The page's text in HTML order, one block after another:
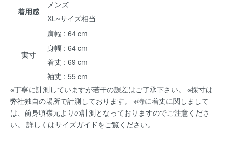
着用感
メンズ
XL~サイズ相当
実寸
肩幅 : 64 cm
身幅 : 64 cm
着丈 : 69 cm
袖丈 : 55 cm
※丁寧に計測していますが若干の誤差はご了承下さい。 ※採寸は
弊社独自の場所で計測しております。 ※特に着丈に関しまして
は、前身頃襟元よりの計測となっておりますのでご注意くださ
い。 詳しくはサイズガイドをご覧ください。